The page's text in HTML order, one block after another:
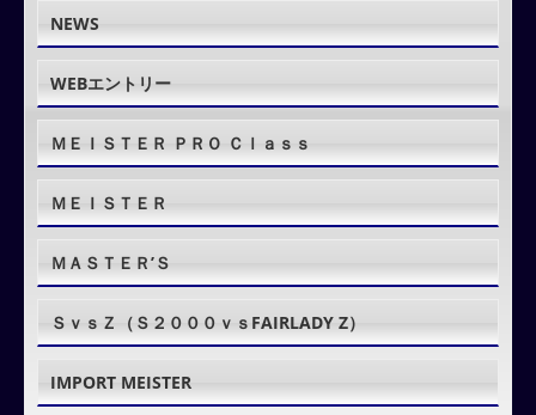
NEWS
WEBエントリー
ＭＥＩＳＴＥＲ ＰＲＯ Ｃｌａｓｓ
ＭＥＩＳＴＥＲ
ＭＡＳＴＥＲ’Ｓ
ＳｖｓＺ（Ｓ２０００ｖｓFAIRLADY Z）
IMPORT MEISTER